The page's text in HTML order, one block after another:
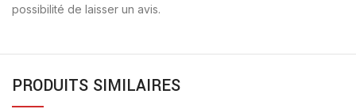
possibilité de laisser un avis.
PRODUITS SIMILAIRES